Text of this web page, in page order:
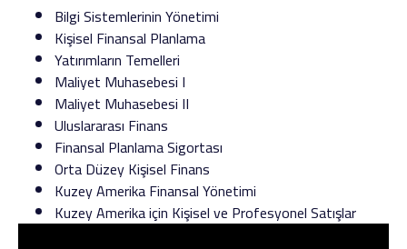
Bilgi Sistemlerinin Yönetimi
Kişisel Finansal Planlama
Yatırımların Temelleri
Maliyet Muhasebesi I
Maliyet Muhasebesi II
Uluslararası Finans
Finansal Planlama Sigortası
Orta Düzey Kişisel Finans
Kuzey Amerika Finansal Yönetimi
Kuzey Amerika için Kişisel ve Profesyonel Satışlar